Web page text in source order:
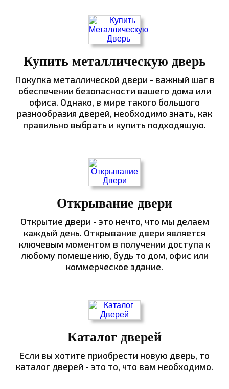
Купить металлическую дверь
Покупка металлической двери - важный шаг в
обеспечении безопасности вашего дома или
офиса. Однако, в мире такого большого
разнообразия дверей, необходимо знать, как
правильно выбрать и купить подходящую.
Открывание двери
Открытие двери - это нечто, что мы делаем
каждый день. Открывание двери является
ключевым моментом в получении доступа к
любому помещению, будь то дом, офис или
коммерческое здание.
Каталог дверей
Если вы хотите приобрести новую дверь, то
каталог дверей - это то, что вам необходимо.